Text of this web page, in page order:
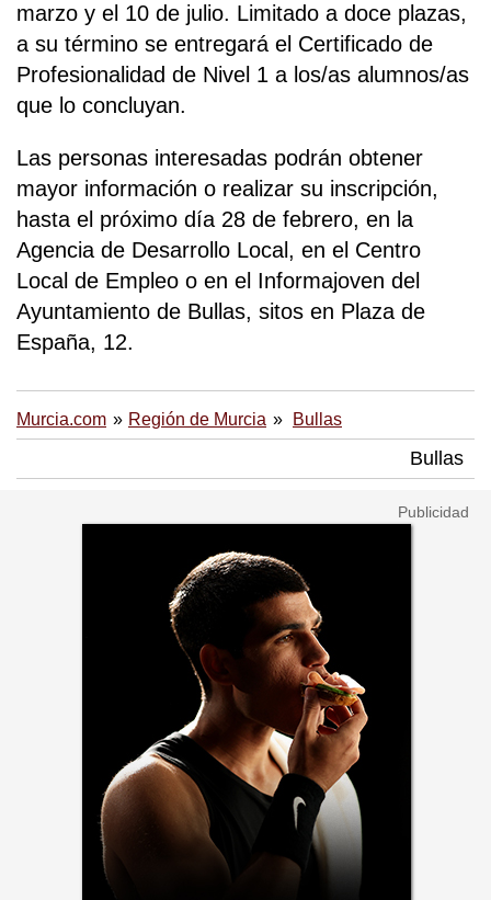
marzo y el 10 de julio. Limitado a doce plazas,
a su término se entregará el Certificado de
Profesionalidad de Nivel 1 a los/as alumnos/as
que lo concluyan.
Las personas interesadas podrán obtener
mayor información o realizar su inscripción,
hasta el próximo día 28 de febrero, en la
Agencia de Desarrollo Local, en el Centro
Local de Empleo o en el Informajoven del
Ayuntamiento de Bullas, sitos en Plaza de
España, 12.
Murcia.com Región de Murcia Bullas
Bullas